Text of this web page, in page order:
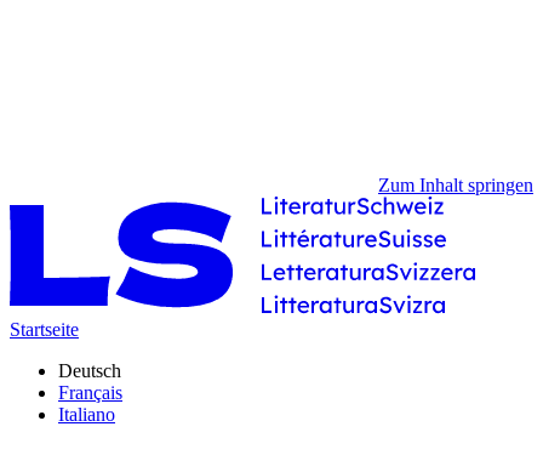
Zum Inhalt springen
Startseite
Deutsch
Français
Italiano